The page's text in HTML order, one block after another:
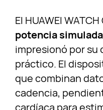
El HUAWEI
potencia simulada
impresionó por su
práctico. El
que combinan
cadencia,